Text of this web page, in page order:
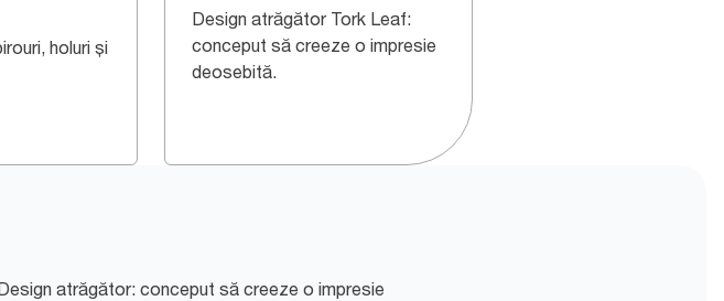
holuri și
Design atrăgător Tork Leaf:
conceput să creeze o impresie
deosebită.
atrăgător: conceput să creeze o impresie